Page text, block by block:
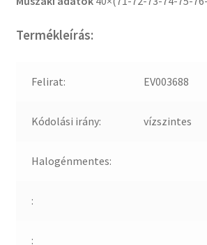
Termékleírás:
Felirat: EV003688
Kódolási irány: vízszintes
Halogénmentes:
:
: